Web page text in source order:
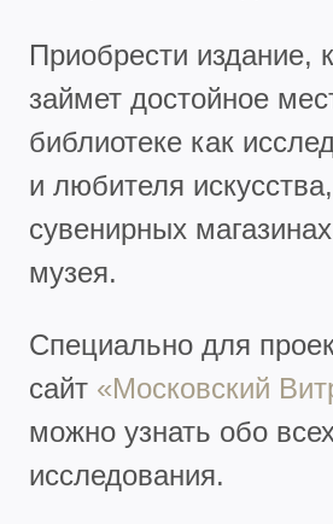
Приобрести издание,
займет достойное
библиотеке как
и любителя
сувенирных
музея.
Специально для
сайт «Московский
можно узнать обо
исследования.